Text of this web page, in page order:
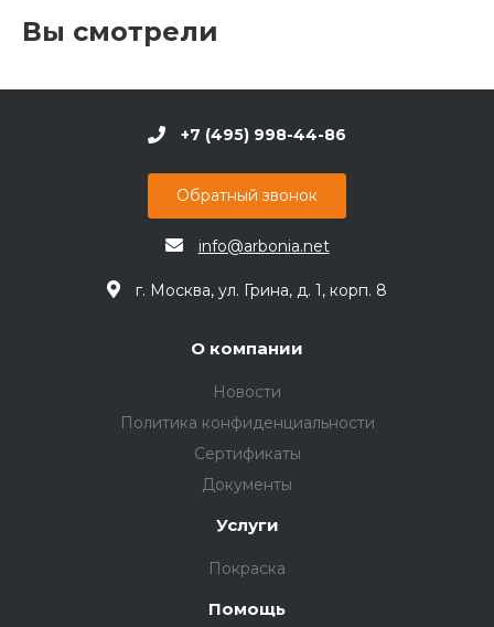
Вы смотрели
+7 (495) 998-44-86
Обратный звонок
info@arbonia.net
г. Москва, ул. Грина, д. 1, корп. 8
О компании
Новости
Политика конфиденциальности
Сертификаты
Документы
Услуги
Покраска
Помощь